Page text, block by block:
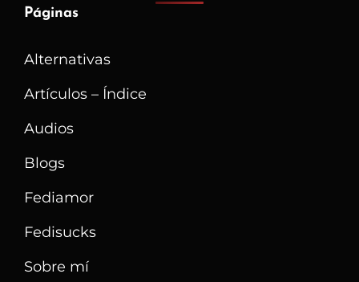
Páginas
Alternativas
Artículos – Índice
Audios
Blogs
Fediamor
Fedisucks
Sobre mí